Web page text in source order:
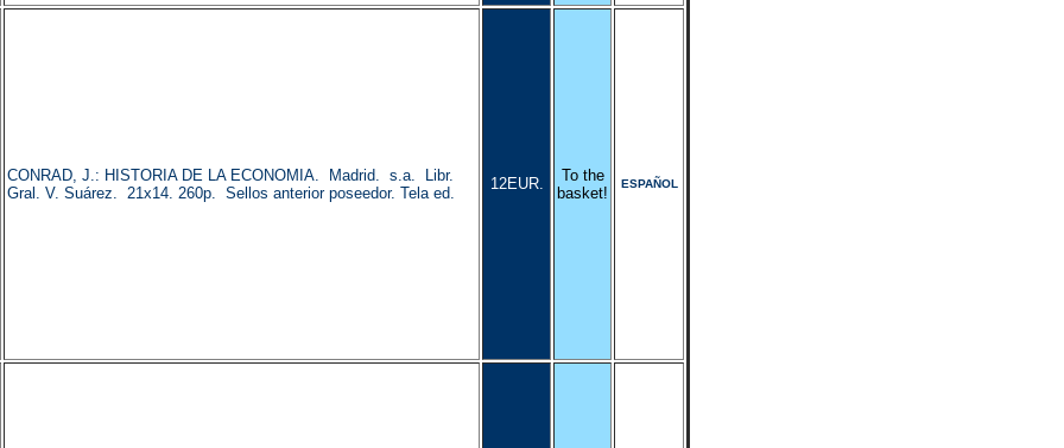
CONRAD, J.: HISTORIA DE LA ECONOMIA. Madrid. s.a. Libr.
Gral. V. Suárez. 21x14. 260p. Sellos anterior poseedor. Tela ed.
12EUR.
To the
basket!
ESPAÑOL